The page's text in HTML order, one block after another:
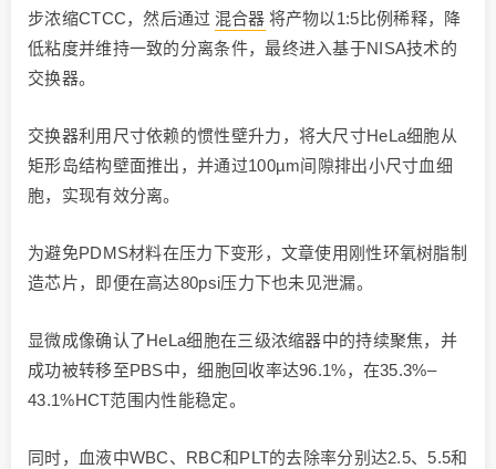
步浓缩CTCC，然后通过 混合器 将产物以1:5比例稀释，降
低粘度并维持一致的分离条件，最终进入基于NISA技术的
交换器。
交换器利用尺寸依赖的惯性壁升力，将大尺寸HeLa细胞从
矩形岛结构壁面推出，并通过100µm间隙排出小尺寸血细
胞，实现有效分离。
为避免PDMS材料在压力下变形，文章使用刚性环氧树脂制
造芯片，即便在高达80psi压力下也未见泄漏。
显微成像确认了HeLa细胞在三级浓缩器中的持续聚焦，并
成功被转移至PBS中，细胞回收率达96.1%，在35.3%–
43.1%HCT范围内性能稳定。
同时，血液中WBC、RBC和PLT的去除率分别达2.5、5.5和